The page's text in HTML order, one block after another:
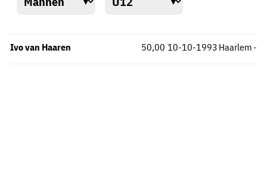
Ivo van Haaren Haarlem
50,00 -
10-10-1993